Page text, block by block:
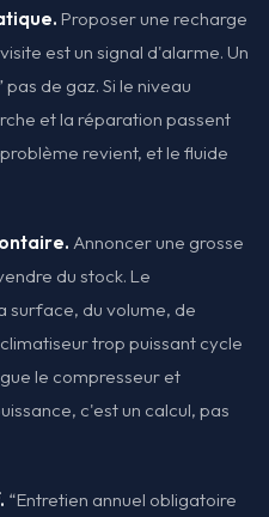
Proposer une recharge
est un signal d'alarme. Un
de gaz. Si le niveau
et la réparation passent
revient, et le fluide
Annoncer une grosse
du stock. Le
surface, du volume, de
trop puissant cycle
le compresseur et
c'est un calcul, pas
“Entretien annuel obligatoire